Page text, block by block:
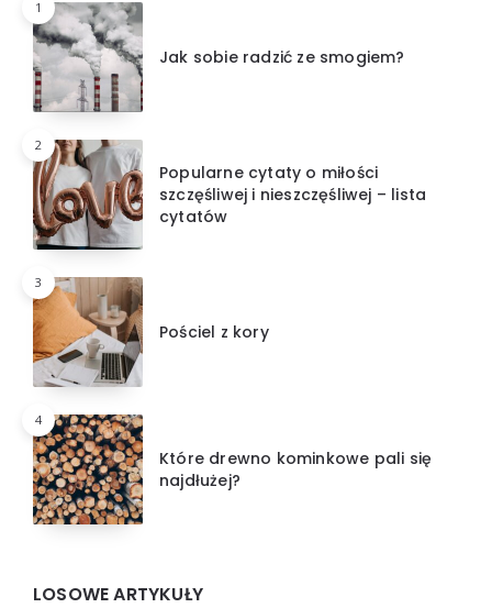
1
Jak sobie radzić ze smogiem?
2
Popularne cytaty o miłości
szczęśliwej i nieszczęśliwej – lista
cytatów
3
Pościel z kory
4
Które drewno kominkowe pali się
najdłużej?
LOSOWE ARTYKUŁY